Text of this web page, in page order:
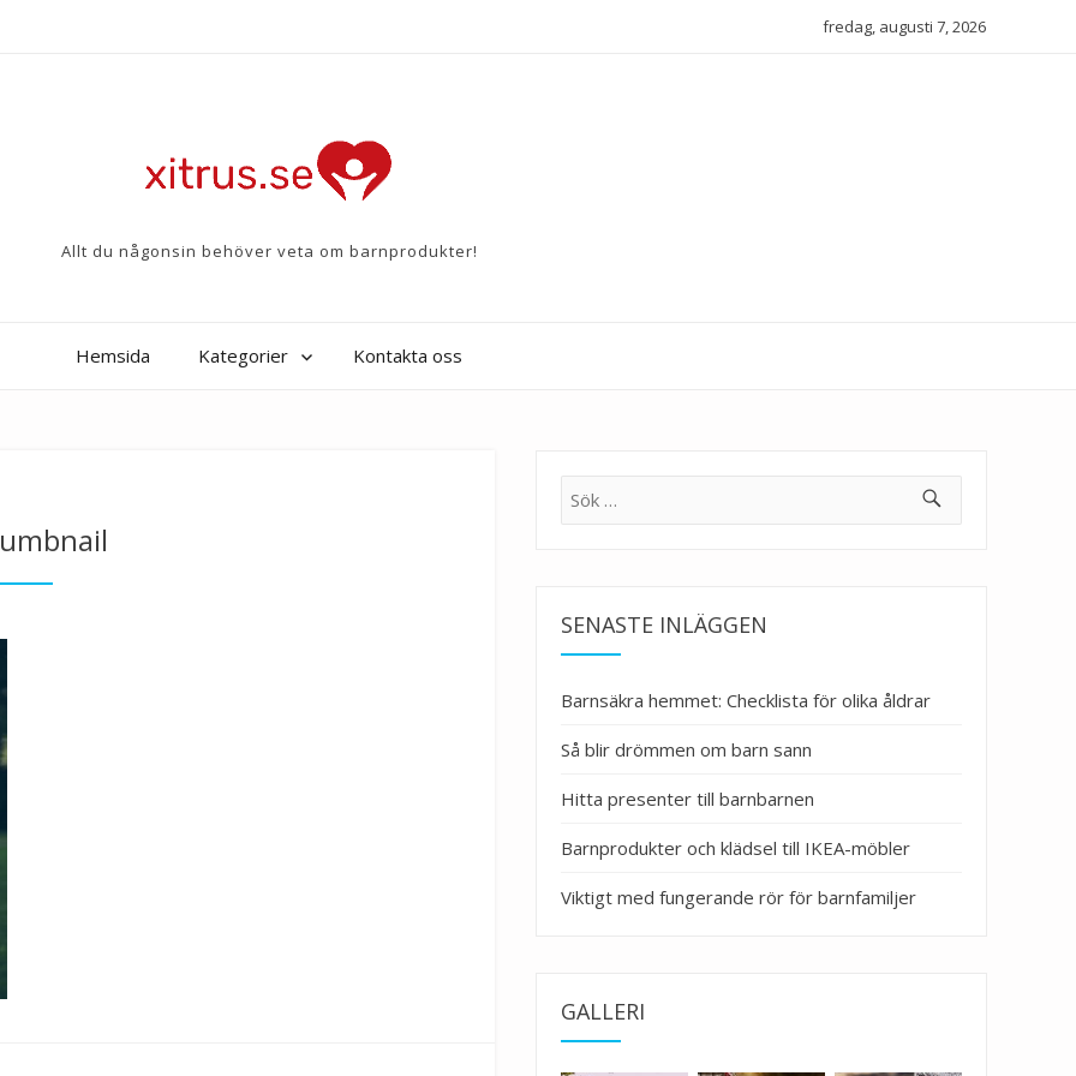
fredag, augusti 7, 2026
Allt du någonsin behöver veta om barnprodukter!
Hemsida Kategorier Kontakta oss
Sök
SENASTE INLÄGGEN
Barnsäkra hemmet: Checklista för olika åldrar
Så blir drömmen om barn sann
Hitta presenter till barnbarnen
Barnprodukter och klädsel till IKEA-möbler
Viktigt med fungerande rör för barnfamiljer
GALLERI